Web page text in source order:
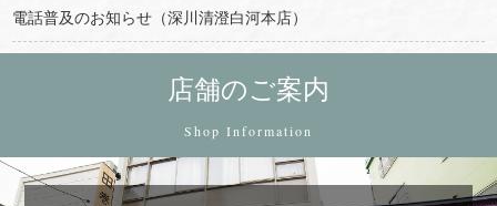
電話普及のお知らせ（深川清澄白河本店）
店舗のご案内
Shop Information